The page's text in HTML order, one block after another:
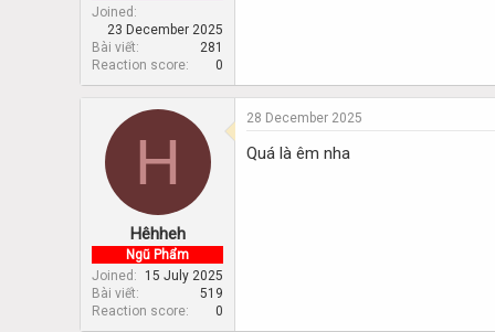
Joined
23 December 2025
Bài viết
281
Reaction score
0
H
Hêhheh
Ngũ Phẩm
Joined
15 July 2025
Bài viết
519
Reaction score
0
28 December 2025
Quá là êm nha